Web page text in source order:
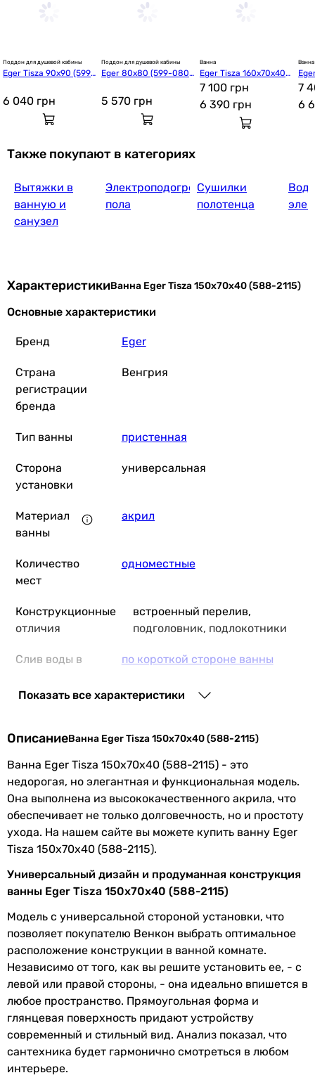
Поддон для душевой кабины
Eger Tisza 90x90 (599-
6 040 грн
Поддон для душевой кабины
Eger 80x80 (599-080
5 570 грн
Ванна
Eger Tisza 160x70x40
(588-2116)
7 100 грн
6 390 грн
Ванна
7
6
Также покупают в категориях
Вытяжки в
ванную и
санузел
Электроподогрев
пола
Сушилки
полотенца
ХарактеристикиВанна Eger Tisza 150x70x40 (588-2115)
Основные характеристики
Бренд Eger
Страна
регистрации
бренда
Венгрия
Тип ванны пристенная
Сторона
установки
универсальная
Материал
ванны
акрил
Количество
мест
одноместные
Конструкционные
отличия
встроенный перелив,
подголовник, подлокотники
Слив воды в
по короткой стороне ванны
Поверхность глянцевая
Производство Венгрия
Коллекции TISZA
Физические характеристики
Ширина 70 см
38 см
Цвет белый
Габариты в упаковке
Длина в
упаковке
1520 мм
Ширина в
Показать все характеристики
ОписаниеВанна Eger Tisza 150x70x40 (588-2115)
Ванна Eger Tisza 150x70x40 (588-2115) - это
недорогая, но элегантная и функциональная модель.
Она выполнена из высококачественного акрила, что
обеспечивает не только долговечность, но и простоту
ухода. На нашем сайте вы можете купить ванну Eger
Tisza 150x70x40 (588-2115).
Универсальный дизайн и продуманная конструкция
ванны Eger Tisza 150x70x40 (588-2115)
Модель с универсальной стороной установки, что
позволяет покупателю Венкон выбрать оптимальное
расположение конструкции в ванной комнате.
Независимо от того, как вы решите установить ее, - с
левой или правой стороны, - она идеально впишется в
любое пространство. Прямоугольная форма и
глянцевая поверхность придают устройству
современный и стильный вид. Анализ показал, что
сантехника будет гармонично смотреться в любом
интерьере.